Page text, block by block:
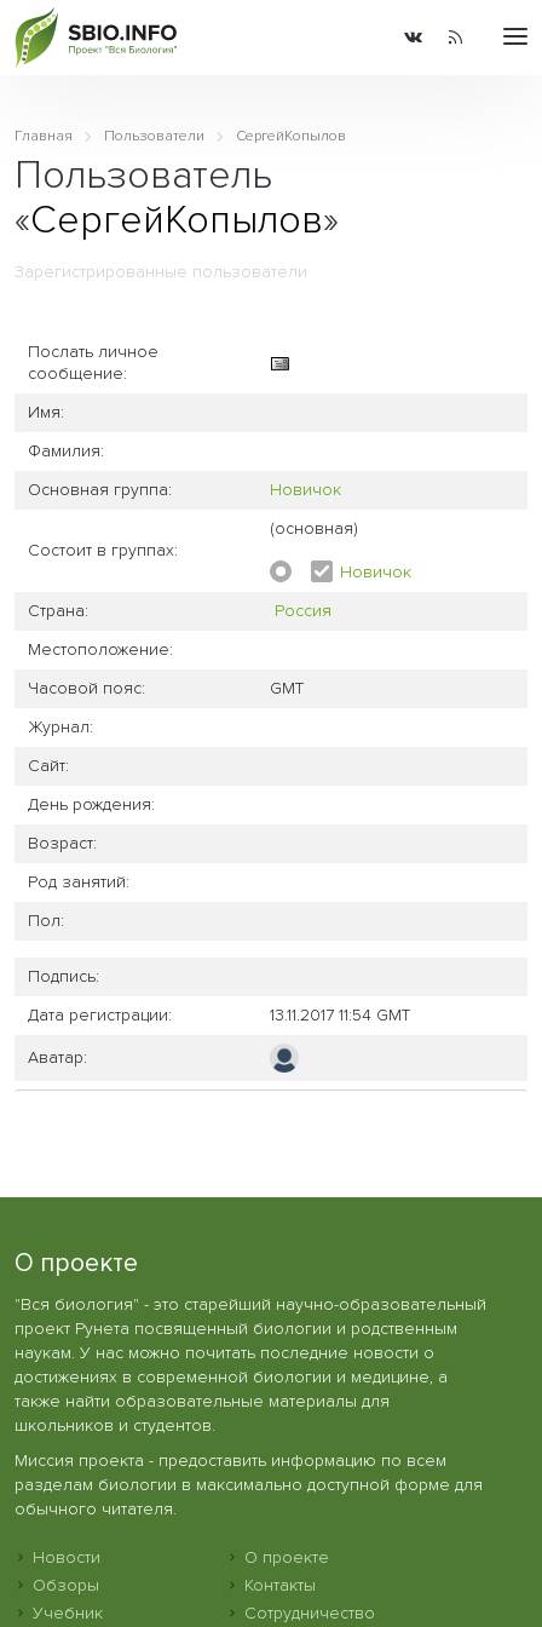
Главная Пользователи СергейКопылов
Пользователь
«СергейКопылов»
Зарегистрированные пользователи
Послать личное
сообщение:
Имя:
Фамилия:
Основная группа:
Новичок
Состоит в группах:
(основная)
Новичок
Страна:
Россия
Местоположение:
Часовой пояс:
GMT
Журнал:
Сайт:
День рождения:
Возраст:
Род занятий:
Пол:
Подпись:
Дата регистрации:
13.11.2017 11:54 GMT
Аватар:
О проекте
"Вся биология" - это старейший научно-образовательный
проект Рунета посвященный биологии и родственным
наукам. У нас можно почитать последние новости о
достижениях в современной биологии и медицине, а
также найти образовательные материалы для
школьников и студентов.
Миссия проекта - предоставить информацию по всем
разделам биологии в максимально доступной форме для
обычного читателя.
Новости
Обзоры
Учебник
О проекте
Контакты
Сотрудничество